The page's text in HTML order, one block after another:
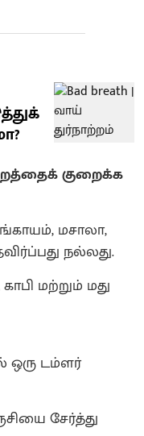
குறைக்க
மசாலா,
நல்லது.
மற்றும் மது
ஒரு டம்ளர்
சேர்த்து